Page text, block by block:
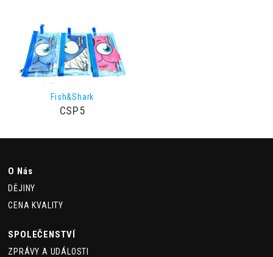
Fish&Shark
CSP5
O Nás
DĚJINY
CENA KVALITY
SPOLEČENSTVÍ
ZPRÁVY A UDÁLOSTI